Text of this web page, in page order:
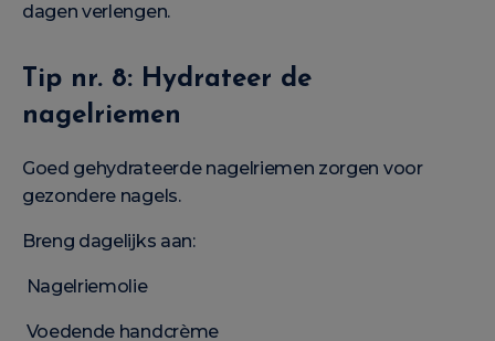
dagen verlengen.
Tip nr. 8: Hydrateer de
nagelriemen
Goed gehydrateerde nagelriemen zorgen voor
gezondere nagels.
Breng dagelijks aan:
Nagelriemolie
Voedende handcrème